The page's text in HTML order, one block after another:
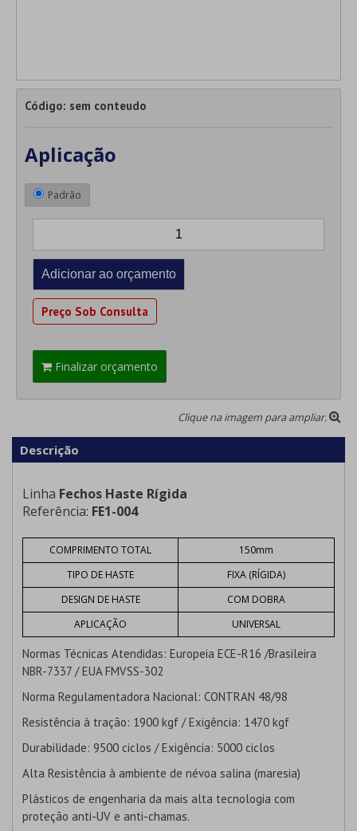
Código: sem conteudo
Aplicação
Padrão
Preço Sob Consulta
Finalizar orçamento
Clique na imagem para ampliar.
Descrição
Linha Fechos Haste Rígida
Referência: FE1-004
COMPRIMENTO TOTAL
150mm
TIPO DE HASTE
FIXA (RÍGIDA)
DESIGN DE HASTE
COM DOBRA
APLICAÇÃO
UNIVERSAL
Normas Técnicas Atendidas: Europeia ECE-R16 /Brasileira
NBR-7337 / EUA FMVSS-302
Norma Regulamentadora Nacional: CONTRAN 48/98
Resistência à tração: 1900 kgf / Exigência: 1470 kgf
Durabilidade: 9500 ciclos / Exigência: 5000 ciclos
Alta Resistência à ambiente de névoa salina (maresia)
Plásticos de engenharia da mais alta tecnologia com
proteção anti-UV e anti-chamas.